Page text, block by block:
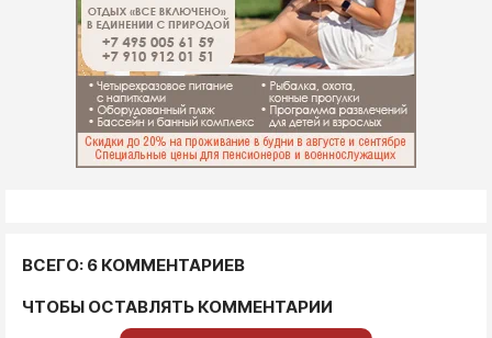
ВСЕГО: 6 КОММЕНТАРИЕВ
ЧТОБЫ ОСТАВЛЯТЬ КОММЕНТАРИИ